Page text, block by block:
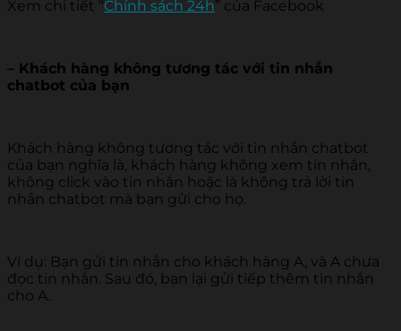
Xem chi tiết “Chính sách 24h” của Facebook
– Khách hàng không tương tác với tin nhắn
chatbot của bạn
Khách hàng không tương tác với tin nhắn chatbot
của bạn nghĩa là, khách hàng không xem tin nhắn,
không click vào tin nhắn hoặc là không trả lời tin
nhắn chatbot mà bạn gửi cho họ.
Ví dụ: Bạn gửi tin nhắn cho khách hàng A, và A chưa
đọc tin nhắn. Sau đó, bạn lại gửi tiếp thêm tin nhắn
cho A.